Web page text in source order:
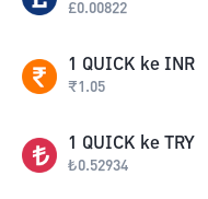
£0.00822
1 QUICK ke INR
₹1.05
1 QUICK ke TRY
₺0.52934